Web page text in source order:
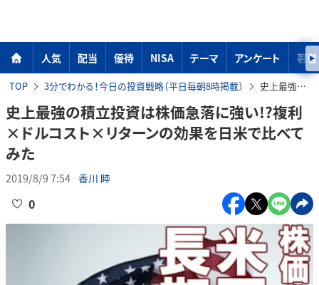
人気 配当 優待 NISA テーマ アンケート 著者
TOP 3分でわかる！今日の投資戦略〔平日毎朝8時掲載〕 史上最強の積立投資は株価急落に強い!?複利×ドルコスト×リターンの効果を日米で比べてみた
史上最強の積立投資は株価急落に強い!?複利
×ドルコスト×リターンの効果を日米で比べて
みた
2019/8/9 7:54 香川 睦
0